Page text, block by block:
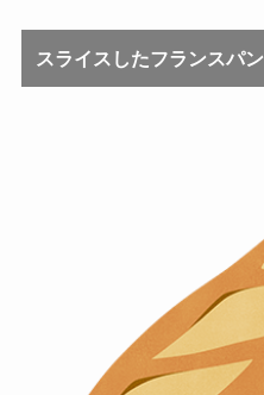
スライスしたフランスパン